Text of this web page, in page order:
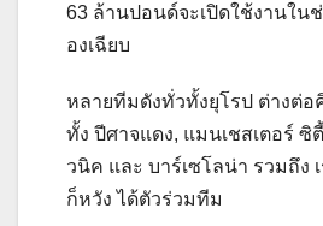
63 ล้านปอนด์จะเปิดใช้งานใน
องเฉียบ
หลายทีมดังทั่วทั้งยุโรป ต่างต่อ
ทั้ง ปีศาจแดง, แมนเชสเตอร์ ซิ
วนิค และ บาร์เซโลน่า รวมถึง
ก็หวัง ได้ตัวร่วมทีม